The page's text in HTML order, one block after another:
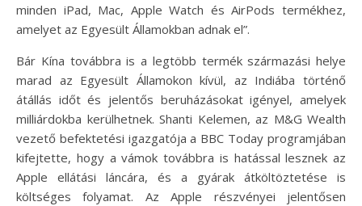
minden iPad, Mac, Apple Watch és AirPods termékhez,
amelyet az Egyesült Államokban adnak el”.
Bár Kína továbbra is a legtöbb termék származási helye
marad az Egyesült Államokon kívül, az Indiába történő
átállás időt és jelentős beruházásokat igényel, amelyek
milliárdokba kerülhetnek. Shanti Kelemen, az M&G Wealth
vezető befektetési igazgatója a BBC Today programjában
kifejtette, hogy a vámok továbbra is hatással lesznek az
Apple ellátási láncára, és a gyárak átköltöztetése is
költséges folyamat. Az Apple részvényei jelentősen